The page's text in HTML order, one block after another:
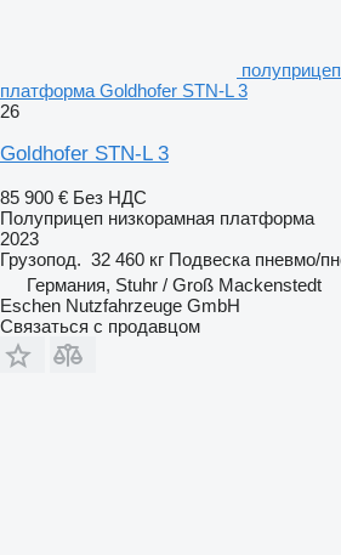
платформа Goldhofer STN-L 3
26
Goldhofer STN-L 3
85 900 € Без НДС
Полуприцеп низкорамная платформа
2023
Грузопод. 32 460 кг Подвеска пневмо/
Германия, Stuhr / Groß Mackenstedt
Eschen Nutzfahrzeuge GmbH
Связаться с продавцом